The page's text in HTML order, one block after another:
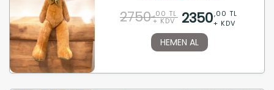
2750 ,00 TL
+ KDV 2350,00 TL
+ KDV
HEMEN AL